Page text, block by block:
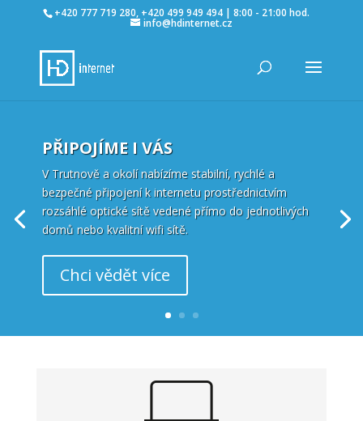
+420 777 719 280, +420 499 949 494 | 8:00 - 21:00 hod.
info@hdinternet.cz
PŘIPOJÍME I VÁS
V Trutnově a okolí nabízíme stabilní, rychlé a
bezpečné připojení k internetu prostřednictvím
rozsáhlé optické sítě vedené přímo do jednotlivých
domů nebo kvalitní wifi sítě.
Chci vědět více